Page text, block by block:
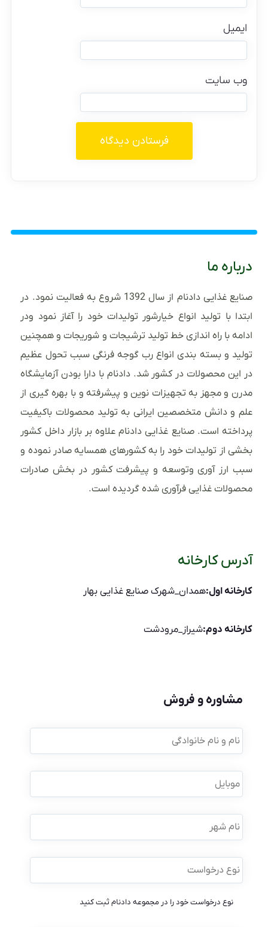
ایمیل
وب‌ سایت
درباره ما
صنایع غذایی دادنام از سال 1392 شروع به فعالیت نمود. در
ابتدا با تولید انواع خیارشور تولیدات خود را آغاز نمود ودر
ادامه با راه اندازی خط تولید ترشیجات و شوریجات و همچنین
تولید و بسته بندی انواع رب گوجه فرنگی سبب تحول عظیم
در این محصولات در کشور شد. دادنام با دارا بودن آزمایشگاه
مدرن و مجهز به تجهیزات نوین و پیشرفته و با بهره گیری از
علم و دانش متخصصین ایرانی به تولید محصولات باکیفیت
پرداخته است. صنایع غذایی دادنام علاوه بر بازار داخل کشور
بخشی از تولیدات خود را به کشورهای همسایه صادر نموده و
سبب ارز آوری وتوسعه و پیشرفت کشور در بخش صادرات
محصولات غذایی فرآوری شده گردیده است.
آدرس کارخانه
کارخانه اول:همدان_شهرک صنایع غذایی بهار
کارخانه دوم:شیراز_مرودشت
مشاوره و فروش
نام
و
نام
موبایل *
نام
شهر
نوع
درخواست *
نوع درخواست خود را در مجموعه دادنام ثبت کنید